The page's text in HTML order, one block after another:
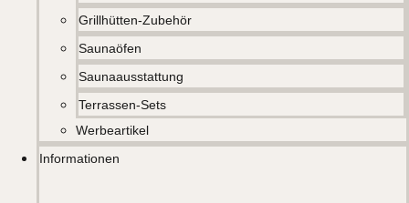
Grillhütten-Zubehör
Saunaöfen
Saunaausstattung
Terrassen-Sets
Werbeartikel
Informationen